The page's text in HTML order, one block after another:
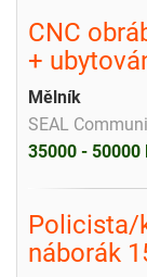
CNC
+
Mělník
SEAL
35000 - 50000
Policista/
náborák